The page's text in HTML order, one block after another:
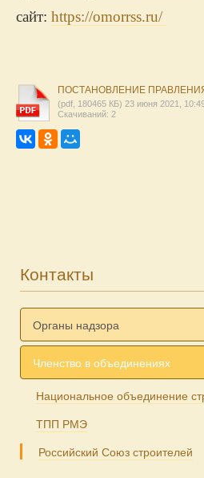
сайт: https://omorrss.ru/
ПОСТАНОВЛЕНИЕ ПРАВЛЕНИЯ
(pdf, 180465 КБ) 23 июня 2021,
Скачиваний: 2
Контакты
Органы надзора
Членство в объединениях
Национальное объединение
ТПП РМЭ
Российский Союз строителей